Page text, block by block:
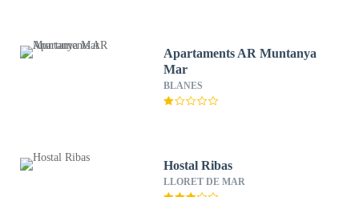
Apartaments AR Muntanya
Mar
BLANES
Hostal Ribas
LLORET DE MAR